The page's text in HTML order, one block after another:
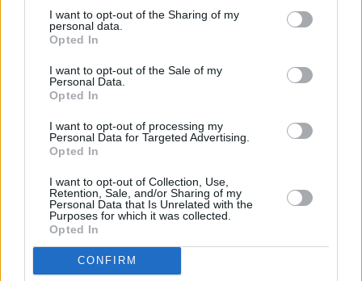
de su consentimiento, pero usted tiene el derecho de
rechazar tal procesamiento. Sus preferencias se aplicarán
cualquier momento entrando de nuevo en este sitio web o
visitando nuestra política de privacidad.
I want to opt-out of the Sharing of my
personal data.
Opted In
I want to opt-out of the Sale of my
Personal Data.
Opted In
I want to opt-out of processing my
Personal Data for Targeted Advertising.
Opted In
I want to opt-out of Collection, Use,
Retention, Sale, and/or Sharing of my
Personal Data that Is Unrelated with the
Purposes for which it was collected.
Opted In
CONFIRM